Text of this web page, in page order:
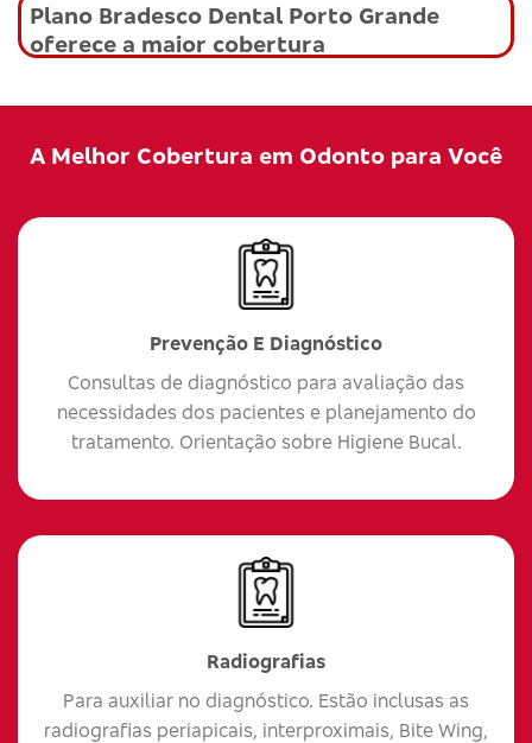
Plano Bradesco Dental Porto Grande
oferece a maior cobertura
A Melhor Cobertura em Odonto para Você
Prevenção E Diagnóstico
Consultas de diagnóstico para avaliação das
necessidades dos pacientes e planejamento do
tratamento. Orientação sobre Higiene Bucal.
Radiografias
Para auxiliar no diagnóstico. Estão inclusas as
radiografias periapicais, interproximais, Bite Wing,